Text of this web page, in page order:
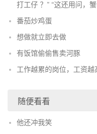
打工仔 ？” “这还用问，
番茄炒鸡蛋
想做就立即去做
有饭馆偷偷售卖河豚
工作越累的岗位，工资越
随便看看
他还冲我笑